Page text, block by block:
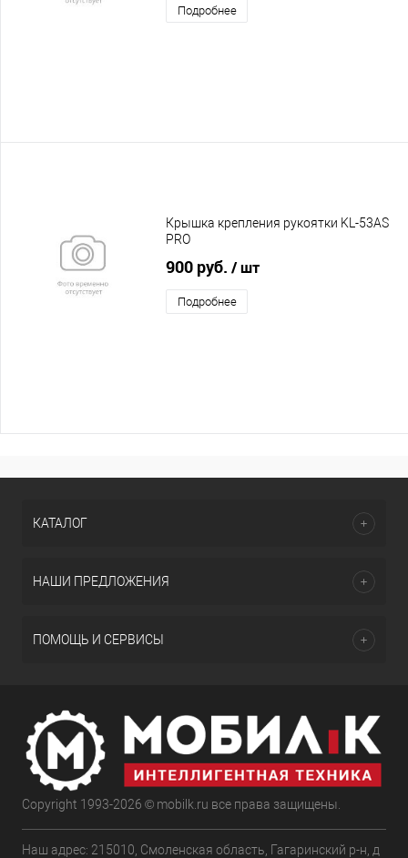
Подробнее
Крышка крепления рукоятки KL-53AS
PRO
900 руб. / шт
Подробнее
КАТАЛОГ
НАШИ ПРЕДЛОЖЕНИЯ
ПОМОЩЬ И СЕРВИСЫ
Copyright 1993-2026 © mobilk.ru все права защищены.
Наш адрес: 215010, Смоленская область, Гагаринский р-н, д